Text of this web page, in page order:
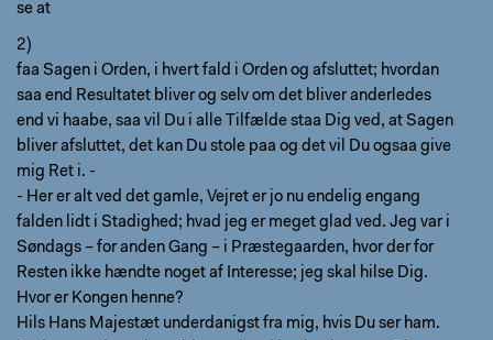
se at
2)
faa Sagen i Orden, i hvert fald i Orden og afsluttet; hvordan
saa end Resultatet bliver og selv om det bliver anderledes
end vi haabe, saa vil Du i alle Tilfælde staa Dig ved, at Sagen
bliver afsluttet, det kan Du stole paa og det vil Du ogsaa give
mig Ret i. -
- Her er alt ved det gamle, Vejret er jo nu endelig engang
falden lidt i Stadighed; hvad jeg er meget glad ved. Jeg var i
Søndags – for anden Gang – i Præstegaarden, hvor der for
Resten ikke hændte noget af Interesse; jeg skal hilse Dig.
Hvor er Kongen henne?
Hils Hans Majestæt underdanigst fra mig, hvis Du ser ham.